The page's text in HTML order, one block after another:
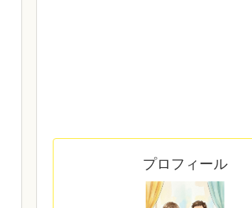
プロフィール